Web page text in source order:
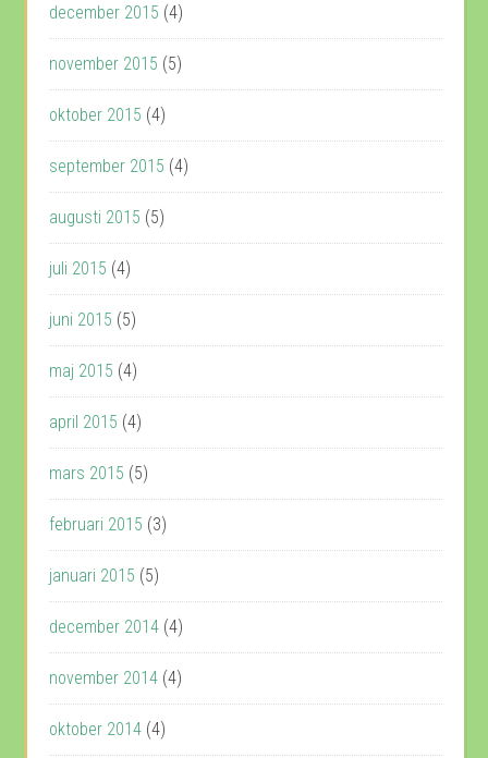
december 2015 (4)
november 2015 (5)
oktober 2015 (4)
september 2015 (4)
augusti 2015 (5)
juli 2015 (4)
juni 2015 (5)
maj 2015 (4)
april 2015 (4)
mars 2015 (5)
februari 2015 (3)
januari 2015 (5)
december 2014 (4)
november 2014 (4)
oktober 2014 (4)